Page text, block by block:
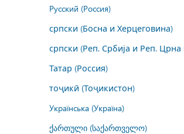
Русский (Россия)
српски (Босна и Херцеговина)
српски (Реп. Србија и Реп. Црна
Татар (Россия)
тоҷикӣ (Тоҷикистон)
Українська (Україна)
ქართული (საქართველო)